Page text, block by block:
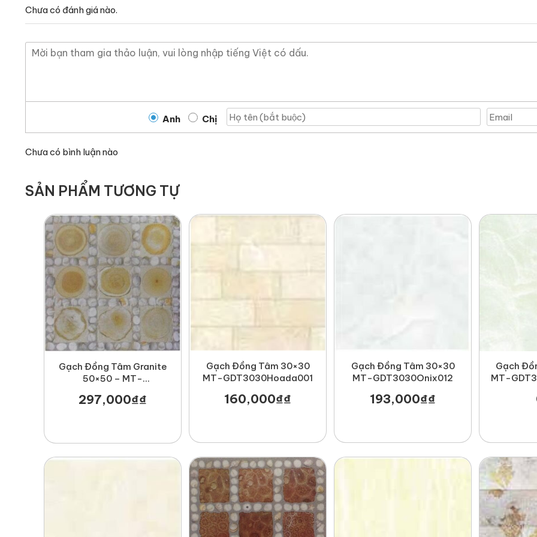
Chưa có đánh giá nào.
Anh Chị
Chưa có bình luận nào
SẢN PHẨM TƯƠNG TỰ
Gạch Đồng Tâm Granite
50×50 – MT-
297,000₫₫
Gạch Đồng Tâm 30×30
MT-GDT3030Hoada001
160,000₫₫
Gạch Đồng Tâm 30×30
MT-GDT3030Onix012
193,000₫₫
Gạch
MT-